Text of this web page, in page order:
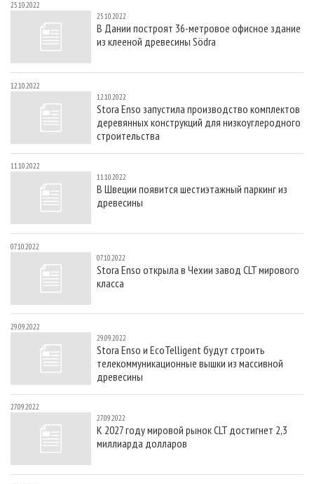
25.10.2022
25.10.2022
В Дании построят 36-метровое офисное здание
из клееной древесины Södra
12.10.2022
12.10.2022
Stora Enso запустила производство комплектов
деревянных конструкций для низкоуглеродного
строительства
11.10.2022
11.10.2022
В Швеции появится шестиэтажный паркинг из
древесины
07.10.2022
07.10.2022
Stora Enso открыла в Чехии завод CLT мирового
класса
29.09.2022
29.09.2022
Stora Enso и EcoTelligent будут строить
телекоммуникационные вышки из массивной
древесины
27.09.2022
27.09.2022
К 2027 году мировой рынок CLT достигнет 2,3
миллиарда долларов